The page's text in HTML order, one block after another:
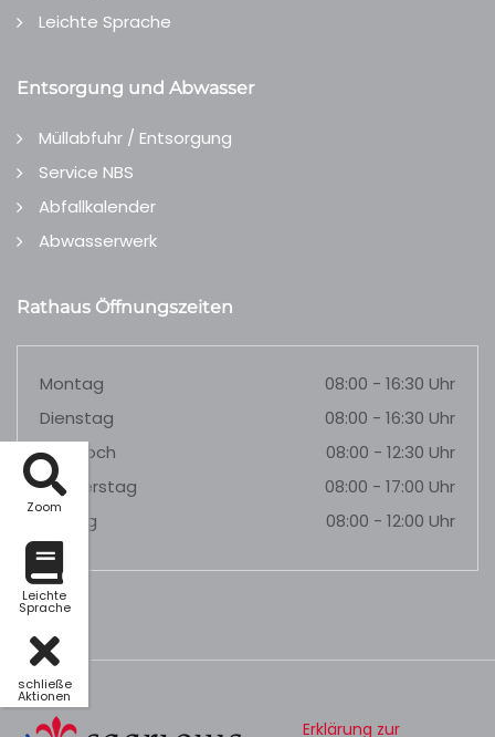
Zoom
Leichte
Sprache
schließe
Aktionen
Leichte Sprache
Entsorgung und Abwasser
Müllabfuhr / Entsorgung
Service NBS
Abfallkalender
Abwasserwerk
Rathaus Öffnungszeiten
Montag
08:00 - 16:30 Uhr
Dienstag
08:00 - 16:30 Uhr
Mittwoch
08:00 - 12:30 Uhr
Donnerstag
08:00 - 17:00 Uhr
Freitag
08:00 - 12:00 Uhr
Erklärung zur